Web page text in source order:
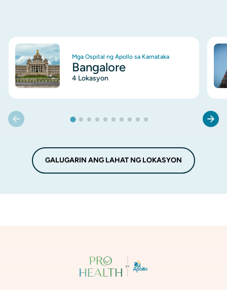
Imahen
Mga Ospital ng Apollo sa Karnataka
Bangalore
4 Lokasyon
GALUGARIN ANG LAHAT NG LOKASYON